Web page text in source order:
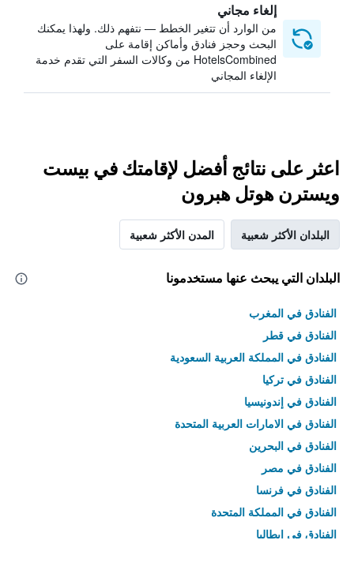
إلغاء مجاني
من الوارد أن تتغير الخطط — نتفهم ذلك. ولهذا يمكنك
البحث وحجز فنادق وأماكن إقامة على
HotelsCombined من وكالات السفر التي تقدم خدمة
الإلغاء المجاني
اعثر على نتائج أفضل لإقامتك في بيست
ويسترن هوتل هبرون
البلدان الأكثر شعبية المدن الأكثر شعبية
البلدان التي يبحث عنها مستخدمونا
الفنادق في المغرب
الفنادق في قطر
الفنادق في المملكة العربية السعودية
الفنادق في تركيا
الفنادق في إندونيسيا
الفنادق في الامارات العربية المتحدة
الفنادق في البحرين
الفنادق في مصر
الفنادق في فرنسا
الفنادق في المملكة المتحدة
الفنادق في إيطاليا